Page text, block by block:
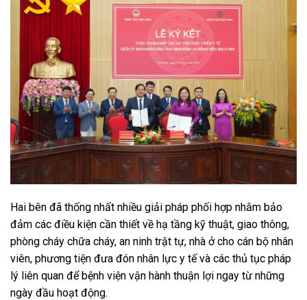
Hai bên đã thống nhất nhiều giải pháp phối hợp nhằm bảo
đảm các điều kiện cần thiết về hạ tầng kỹ thuật, giao thông,
phòng cháy chữa cháy, an ninh trật tự, nhà ở cho cán bộ nhân
viên, phương tiện đưa đón nhân lực y tế và các thủ tục pháp
lý liên quan để bệnh viện vận hành thuận lợi ngay từ những
ngày đầu hoạt động.